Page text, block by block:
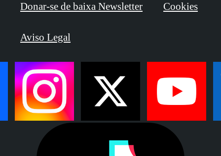
Donar-se de baixa Newsletter Cookies
Aviso Legal